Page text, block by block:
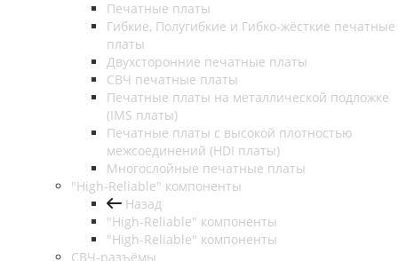
Печатные платы
Гибкие, Полугибкие и Гибко-жёсткие печатные
платы
Двухсторонние печатные платы
СВЧ печатные платы
Печатные платы на металлической подложке
(IMS платы)
Печатные платы с высокой плотностью
межсоединений (HDI платы)
Многослойные печатные платы
"High-Reliable" компоненты
Назад
"High-Reliable" компоненты
"High-Reliable" компоненты
СВЧ-разъёмы